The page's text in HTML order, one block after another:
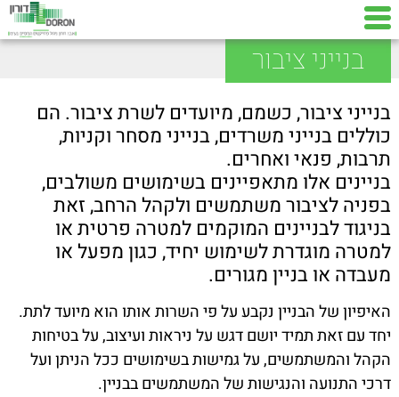
בנייני ציבור
בנייני ציבור, כשמם, מיועדים לשרת ציבור. הם
כוללים בנייני משרדים, בנייני מסחר וקניות,
תרבות, פנאי ואחרים.
בניינים אלו מתאפיינים בשימושים משולבים,
בפניה לציבור משתמשים ולקהל הרחב, זאת
בניגוד לבניינים המוקמים למטרה פרטית או
למטרה מוגדרת לשימוש יחיד, כגון מפעל או
מעבדה או בניין מגורים.
האיפיון של הבניין נקבע על פי השרות אותו הוא מיועד לתת.
יחד עם זאת תמיד יושם דגש על ניראות ועיצוב, על בטיחות
הקהל והמשתמשים, על גמישות בשימושים ככל הניתן ועל
דרכי התנועה והנגישות של המשתמשים בבניין.